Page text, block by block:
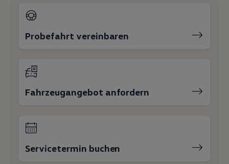
Probefahrt vereinbaren
Fahrzeugangebot anfordern
Servicetermin buchen